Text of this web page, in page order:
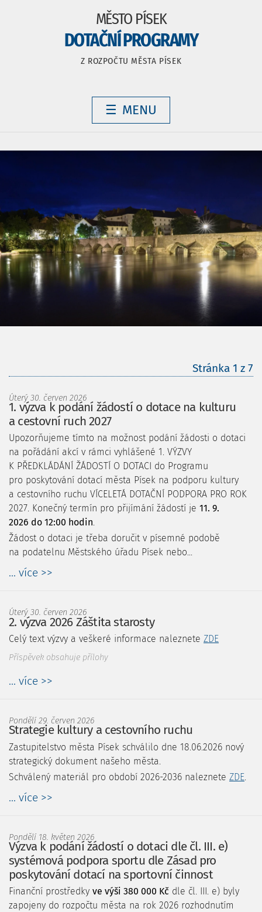
MĚSTO PÍSEK
DOTAČNÍ PROGRAMY
Z ROZPOČTU MĚSTA PÍSEK
Stránka 1 z 7
Úterý 30. červen 2026
1. výzva k podání žádostí o dotace na kulturu
a cestovní ruch 2027
Upozorňujeme tímto na možnost podání žádosti o dotaci
na pořádání akcí v rámci vyhlášené 1. VÝZVY
K PŘEDKLÁDÁNÍ ŽÁDOSTÍ O DOTACI do Programu
pro poskytování dotací města Písek na podporu kultury
a cestovního ruchu VÍCELETÁ DOTAČNÍ PODPORA PRO ROK
2027. Konečný termín pro přijímání žádostí je 11. 9.
2026 do 12:00 hodin.
Žádost o dotaci je třeba doručit v písemné podobě
na podatelnu Městského úřadu Písek nebo...
... více >>
Úterý 30. červen 2026
2. výzva 2026 Záštita starosty
Celý text výzvy a veškeré informace naleznete ZDE
Příspěvek obsahuje přílohy
... více >>
Pondělí 29. červen 2026
Strategie kultury a cestovního ruchu
Zastupitelstvo města Písek schválilo dne 18.06.2026 nový
strategický dokument našeho města.
Schválený materiál pro období 2026-2036 naleznete ZDE
... více >>
Pondělí 18. květen 2026
Výzva k podání žádostí o dotaci dle čl. III. e)
systémová podpora sportu dle Zásad pro
poskytování dotací na sportovní činnost
Finanční prostředky ve výši 380 000 Kč dle čl. III. e) byly
zapojeny do rozpočtu města na rok 2026 rozhodnutím